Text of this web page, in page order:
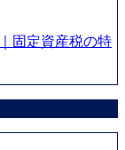
固定資産税の特